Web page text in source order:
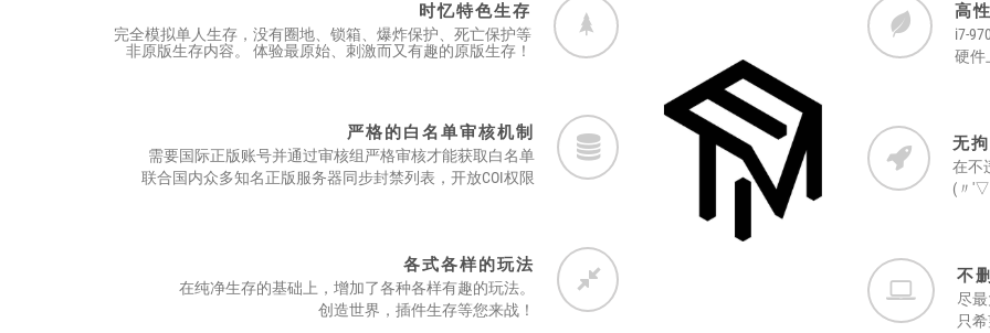
时忆特色生存
完全模拟单人生存，没有圈地、锁箱、爆炸保护、死亡保护等
非原版生存内容。 体验最原始、刺激而又有趣的原版生存！
严格的白名单审核机制
需要国际正版账号并通过审核组严格审核才能获取白名单
联合国内众多知名正版服务器同步封禁列表，开放COI权限
各式各样的玩法
在纯净生存的基础上，增加了各种各样有趣的玩法。
创造世界，插件生存等您来战！
高
i7-
硬件
无
在不
(〃
不
尽
只